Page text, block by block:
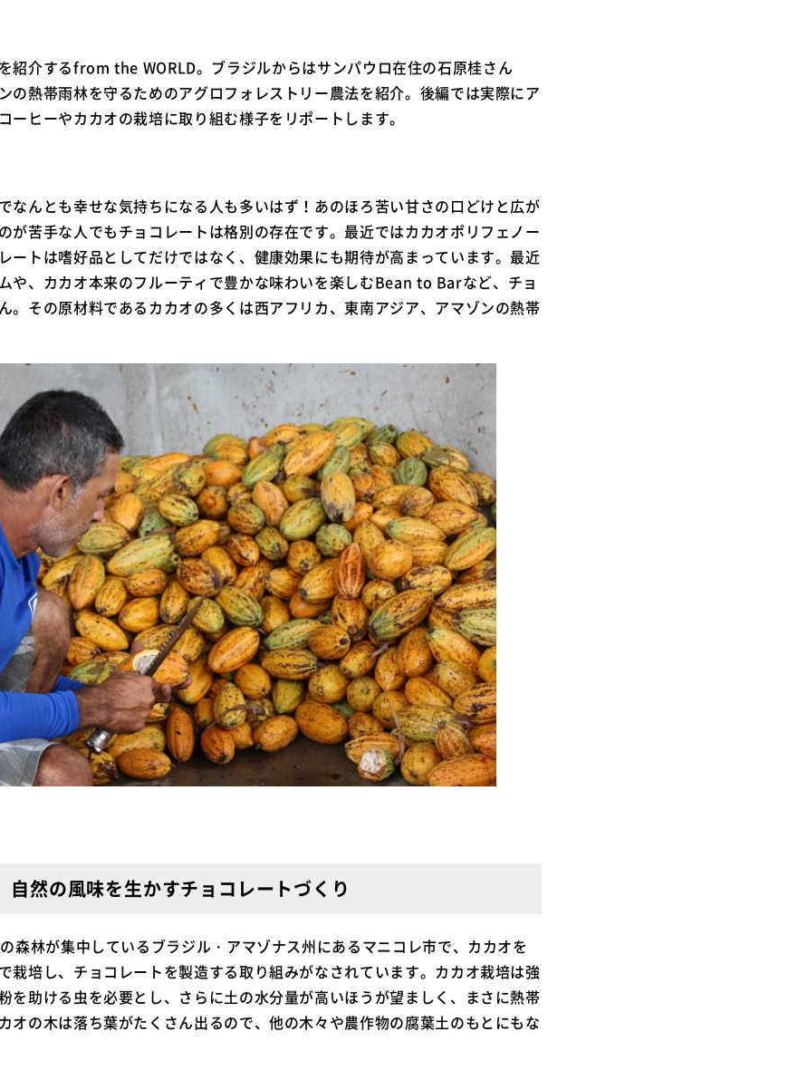
紹介するfrom the WORLD。ブラジルからはサンパウロ在住の石原桂さん
の熱帯雨林を守るためのアグロフォレストリー農法を紹介。後編では実際にア
ーヒーやカカオの栽培に取り組む様子をリポートします。
なんとも幸せな気持ちになる人も多いはず！あのほろ苦い甘さの口どけと広が
が苦手な人でもチョコレートは格別の存在です。最近ではカカオポリフェノー
ートは嗜好品としてだけではなく、健康効果にも期待が高まっています。最近
や、カカオ本来のフルーティで豊かな味わいを楽しむBean to Barなど、チョ
。その原材料であるカカオの多くは西アフリカ、東南アジア、アマゾンの熱帯
自然の風味を生かすチョコレートづくり
森林が集中しているブラジル・アマゾナス州にあるマニコレ市で、カカオを
栽培し、チョコレートを製造する取り組みがなされています。カカオ栽培は強
を助ける虫を必要とし、さらに土の水分量が高いほうが望ましく、まさに熱帯
オの木は落ち葉がたくさん出るので、他の木々や農作物の腐葉土のもとにもな